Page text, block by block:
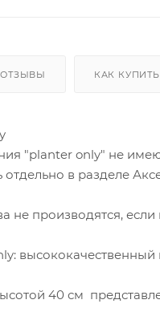
ОТЗЫВЫ КАК КУПИТЬ
"planter only" не
в разделе
не производятся,
40 см